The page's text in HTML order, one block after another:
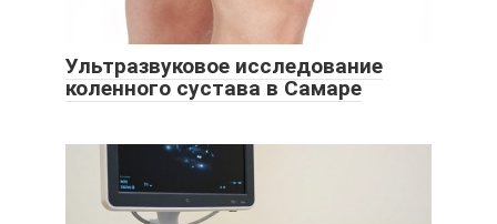
Ультразвуковое исследование
коленного сустава в Самаре